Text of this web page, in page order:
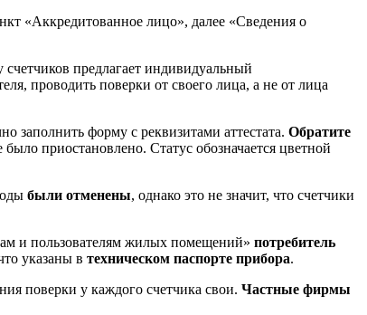
«Аккредитованное лицо», далее «Сведения о
предлагает индивидуальный
проводить поверки от своего лица, а не от лица
заполнить форму с реквизитами аттестата. Обратите
приостановлено. Статус обозначается цветной
были отменены, однако это не значит, что счетчики
и пользователям жилых помещений» потребитель
указаны в техническом паспорте прибора.
поверки у каждого счетчика свои. Частные фирмы